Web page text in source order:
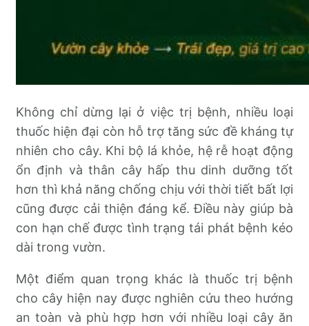
Không chỉ dừng lại ở việc trị bệnh, nhiều loại
thuốc hiện đại còn hỗ trợ tăng sức đề kháng tự
nhiên cho cây. Khi bộ lá khỏe, hệ rễ hoạt động
ổn định và thân cây hấp thu dinh dưỡng tốt
hơn thì khả năng chống chịu với thời tiết bất lợi
cũng được cải thiện đáng kể. Điều này giúp bà
con hạn chế được tình trạng tái phát bệnh kéo
dài trong vườn.
Một điểm quan trọng khác là thuốc trị bệnh
cho cây hiện nay được nghiên cứu theo hướng
an toàn và phù hợp hơn với nhiều loại cây ăn